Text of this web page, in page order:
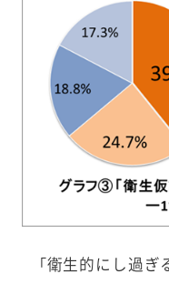
「衛生的にし過ぎ